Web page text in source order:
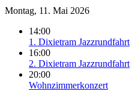
Montag, 11. Mai 2026
14:00
1. Dixietram Jazzrundfahrt
16:00
2. Dixietram Jazzrundfahrt
20:00
Wohnzimmerkonzert